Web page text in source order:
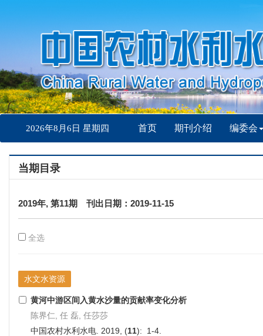
2026年8月6日 星期四 首页 期刊介绍 编委会
当期目录
2019年, 第11期 刊出日期：2019-11-15
全选
水文水资源
黄河中游区间入黄水沙量的贡献率变化分析
陈界仁, 任 磊, 任莎莎
中国农村水利水电. 2019, (11): 1-4.